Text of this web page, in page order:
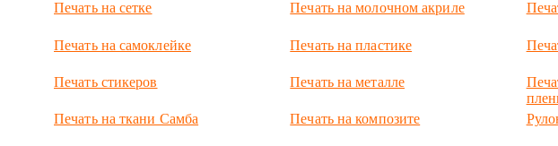
Печать на сетке
Печать на самоклейке
Печать стикеров
Печать на ткани Самба
Печать на молочном акриле
Печать на пластике
Печать на металле
Печать на композите
рекламу, зато
монтировали